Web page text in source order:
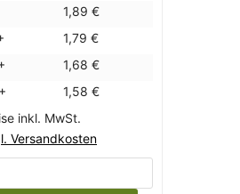
1,89 €
1,79 €
1,68 €
1,58 €
inkl. MwSt.
Versandkosten